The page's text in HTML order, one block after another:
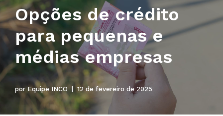
Opções de crédito
para pequenas e
médias empresas
porEquipe INCO 12 de fevereiro de 2025